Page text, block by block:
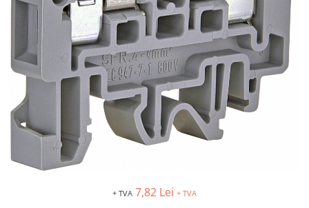
Protectii diferentiale RCBO
Diferential RCBO curba B tip A
Diferential RCBO curba C tip A
Diferential RCBO curba B tip AC
Diferential RCBO curba C tip AC
Aparataj modular divers
Contactoare, prot.motor
Contactoare
Protectii motor
Accesorii contactoare si protectii
+ TVA 7,82 Lei + TVA